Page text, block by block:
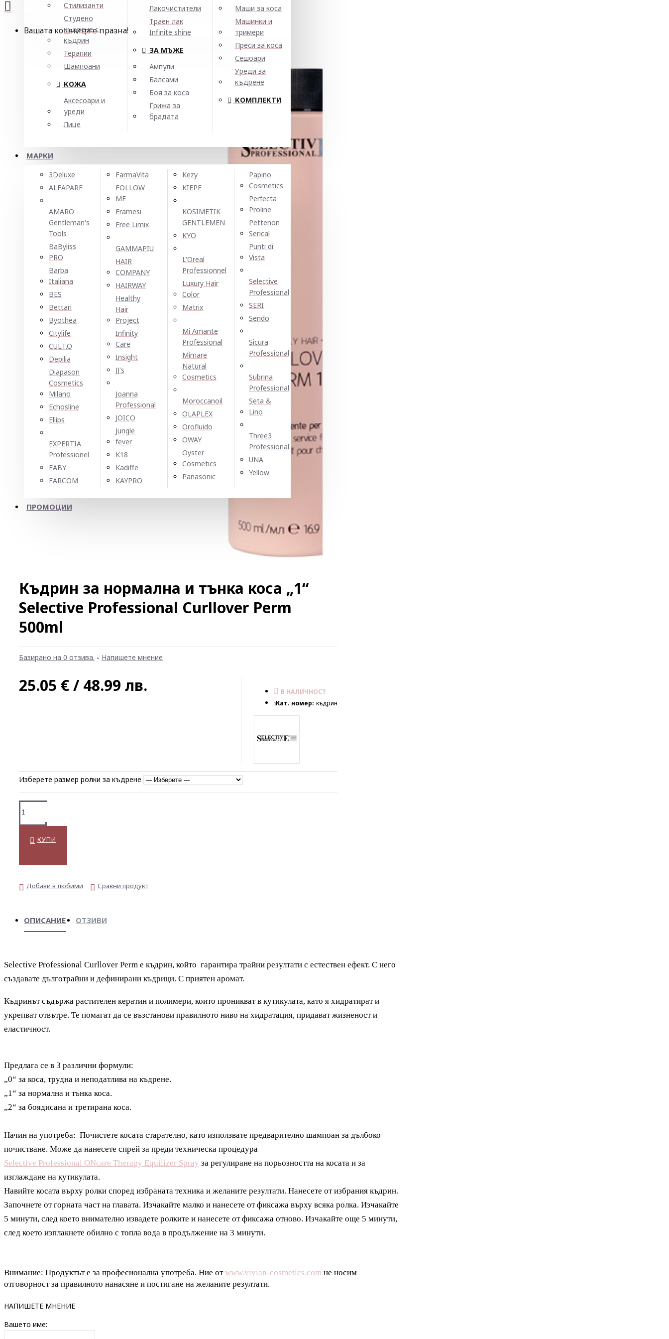
Стилизанти
Студено
къдрене с
къдрин
Терапии
Шампоани
КОЖА
Аксесоари и
уреди
Лице
Лакочистители
Траен лак
Infinite shine
ЗА МЪЖЕ
Ампули
Балсами
Боя за коса
Грижа за
брадата
Маши за коса
Машинки и
тримери
Преси за коса
Сешоари
Уреди за
къдрене
КОМПЛЕКТИ
МАРКИ
3Deluxe
ALFAPARF
AMARO -
Gentleman's
Tools
BaByliss
PRO
Barba
Italiana
BES
Bettari
Byothea
Citylife
CULT.O
Depilia
Diapason
Cosmetics
Milano
Echosline
Ellірѕ
EXPERTIA
Professionel
FABY
FARCOM
FarmaVita
FOLLOW
ME
Framesi
Free Limix
GAMMAPIU
HAIR
COMPANY
HAIRWAY
Healthy
Hair
Project
Infinity
Care
Insight
JJ's
Joanna
Professional
JOICO
Jungle
fever
K18
Kadiffe
KAYPRO
Kezy
KIEPE
KOSIMETIK
GENTLEMEN
KYO
L'Oreal
Professionnel
Luxury Hair
Color
Matrix
Mi Amante
Professional
Mimare
Natural
Cosmetics
Moroccanoil
OLAPLEX
Orofluido
OWAY
Oyster
Cosmetics
Panasonic
Papino
Cosmetics
Perfecta
Proline
Pettenon
Serical
Punti di
Vista
Selective
Professional
SERI
Sendo
Sicura
Professional
Subrina
Professional
Seta &
Lino
Three3
Professional
UNA
Yellow
ПРОМОЦИИ
Вашата кошница е празна!
Къдрин за нормална и тънка коса „1“
Selective Professional Curllover Perm
500ml
Базирано на 0 отзива. - Напишете мнение
25.05 € / 48.99 лв.
В НАЛИЧНОСТ
Кат. номер: къдрин
Изберете размер ролки за къдрене
КУПИ
Добави в любими Сравни продукт
ОПИСАНИЕ ОТЗИВИ
Selective Professional Curllover Perm е къдрин, който гарантира трайни резултати с естествен ефект. С него
създавате дълготрайни и дефинирани къдрици. С приятен аромат.
Къдринът съдържа растителен кератин и полимери, които проникват в кутикулата, като я хидратират и
укрепват отвътре. Те помагат да се възстанови правилното ниво на хидратация, придават жизненост и
еластичност.
Предлага се в 3 различни формули:
„0“ за коса, трудна и неподатлива на къдрене.
„1“ за нормална и тънка коса.
„2“ за боядисана и третирана коса.
Начин на употреба: Почистете косата старателно, като използвате предварително шампоан за дълбоко
почистване. Може да нанесете спрей за преди техническа процедура
Selective Professional ONcare Therapy Equilizer Spray за регулиране на порьозността на косата и за
изглаждане на кутикулата.
Навийте косата върху ролки според избраната техника и желаните резултати. Нанесете от избрания къдрин.
Започнете от горната част на главата. Изчакайте малко и нанесете от фиксажа върху всяка ролка. Изчакайте
5 минути, след което внимателно извадете ролките и нанесете от фиксажа отново. Изчакайте още 5 минути,
след което изплакнете обилно с топла вода в продължение на 3 минути.
Внимание: Продуктът е за професионална употреба. Ние отwww.vivian-cosmetics.com не носим
отговорност за правилното нанасяне и постигане на желаните резултати.
НАПИШЕТЕ МНЕНИЕ
Вашето име: